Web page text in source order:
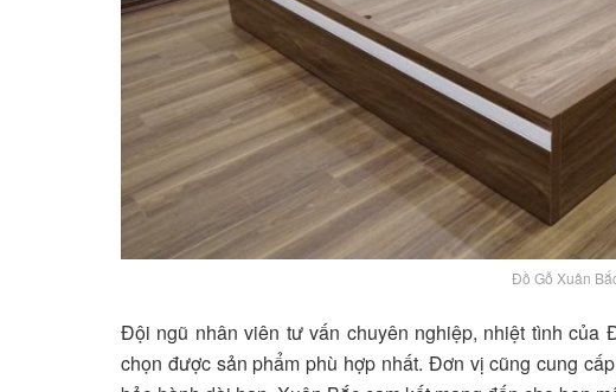
Đồ Gỗ Xuân
Đội ngũ nhân viên tư vấn chuyên nghiệp, nhiệt tình của
chọn được sản phẩm phù hợp nhất. Đơn vị cũng cung